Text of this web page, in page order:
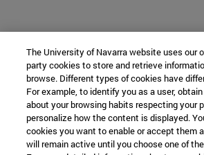
The University of Navarra website uses our
party cookies to store and retrieve
browse. Different types of cookies have
For example, to identify you as a user,
about your browsing habits respecting your
personalize how the content is displayed.
cookies you want to enable or accept them
will remain active until you choose one of